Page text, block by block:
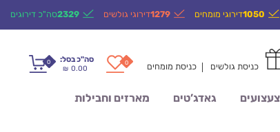
1050דירוגי מומחים 1279דירוגי גולשים 2329סה"כ דירוגים
כניסת גולשים כניסת מומחים 0
0 סה"כ בסל:
₪ 0.00
צעצועים גאדג’טים מארזים וחבילות